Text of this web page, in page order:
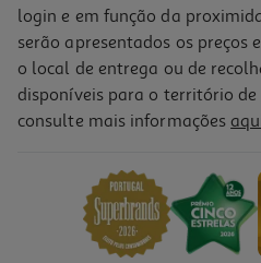
login e em função da
serão apresentados os preços
o local de entrega ou de
disponíveis para o território
consulte mais informações